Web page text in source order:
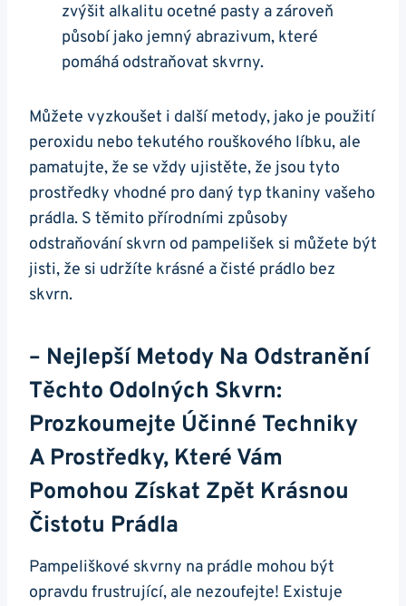
zvýšit alkalitu ocetné pasty a zároveň
působí jako jemný abrazivum, které
pomáhá odstraňovat skvrny.
Můžete vyzkoušet i další metody, jako je použití
peroxidu nebo tekutého rouškového líbku, ale
pamatujte, že se vždy ujistěte, že jsou tyto
prostředky vhodné pro daný typ tkaniny vašeho
prádla. S těmito přírodními způsoby
odstraňování skvrn od pampelišek si můžete být
jisti, že si udržíte krásné a čisté prádlo bez
skvrn.
– Nejlepší Metody Na Odstranění
Těchto Odolných Skvrn:
Prozkoumejte Účinné Techniky
A Prostředky, Které Vám
Pomohou Získat Zpět Krásnou
Čistotu Prádla
Pampeliškové skvrny na prádle mohou být
opravdu frustrující, ale nezoufejte! Existuje